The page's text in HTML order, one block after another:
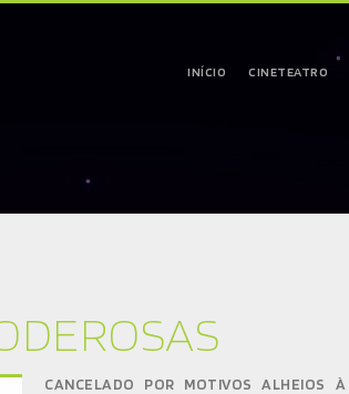
INÍCIO CINETEATRO
CANCELADO POR MOTIVOS ALHEIOS À